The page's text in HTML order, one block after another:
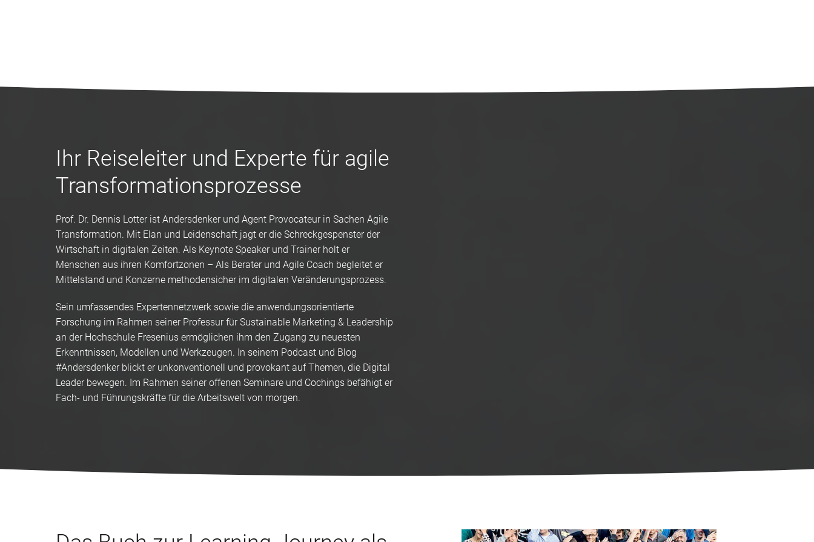
Ihr Reiseleiter und Experte für agile
Transformationsprozesse
Prof. Dr. Dennis Lotter ist Andersdenker und Agent Provocateur in Sachen Agile
Transformation. Mit Elan und Leidenschaft jagt er die Schreckgespenster der
Wirtschaft in digitalen Zeiten. Als Keynote Speaker und Trainer holt er
Menschen aus ihren Komfortzonen – Als Berater und Agile Coach begleitet er
Mittelstand und Konzerne methodensicher im digitalen Veränderungsprozess.
Sein umfassendes Expertennetzwerk sowie die anwendungsorientierte
Forschung im Rahmen seiner Professur für Sustainable Marketing & Leadership
an der Hochschule Fresenius ermöglichen ihm den Zugang zu neuesten
Erkenntnissen, Modellen und Werkzeugen. In seinem Podcast und Blog
#Andersdenker blickt er unkonventionell und provokant auf Themen, die Digital
Leader bewegen. Im Rahmen seiner offenen Seminare und Cochings befähigt er
Fach- und Führungskräfte für die Arbeitswelt von morgen.